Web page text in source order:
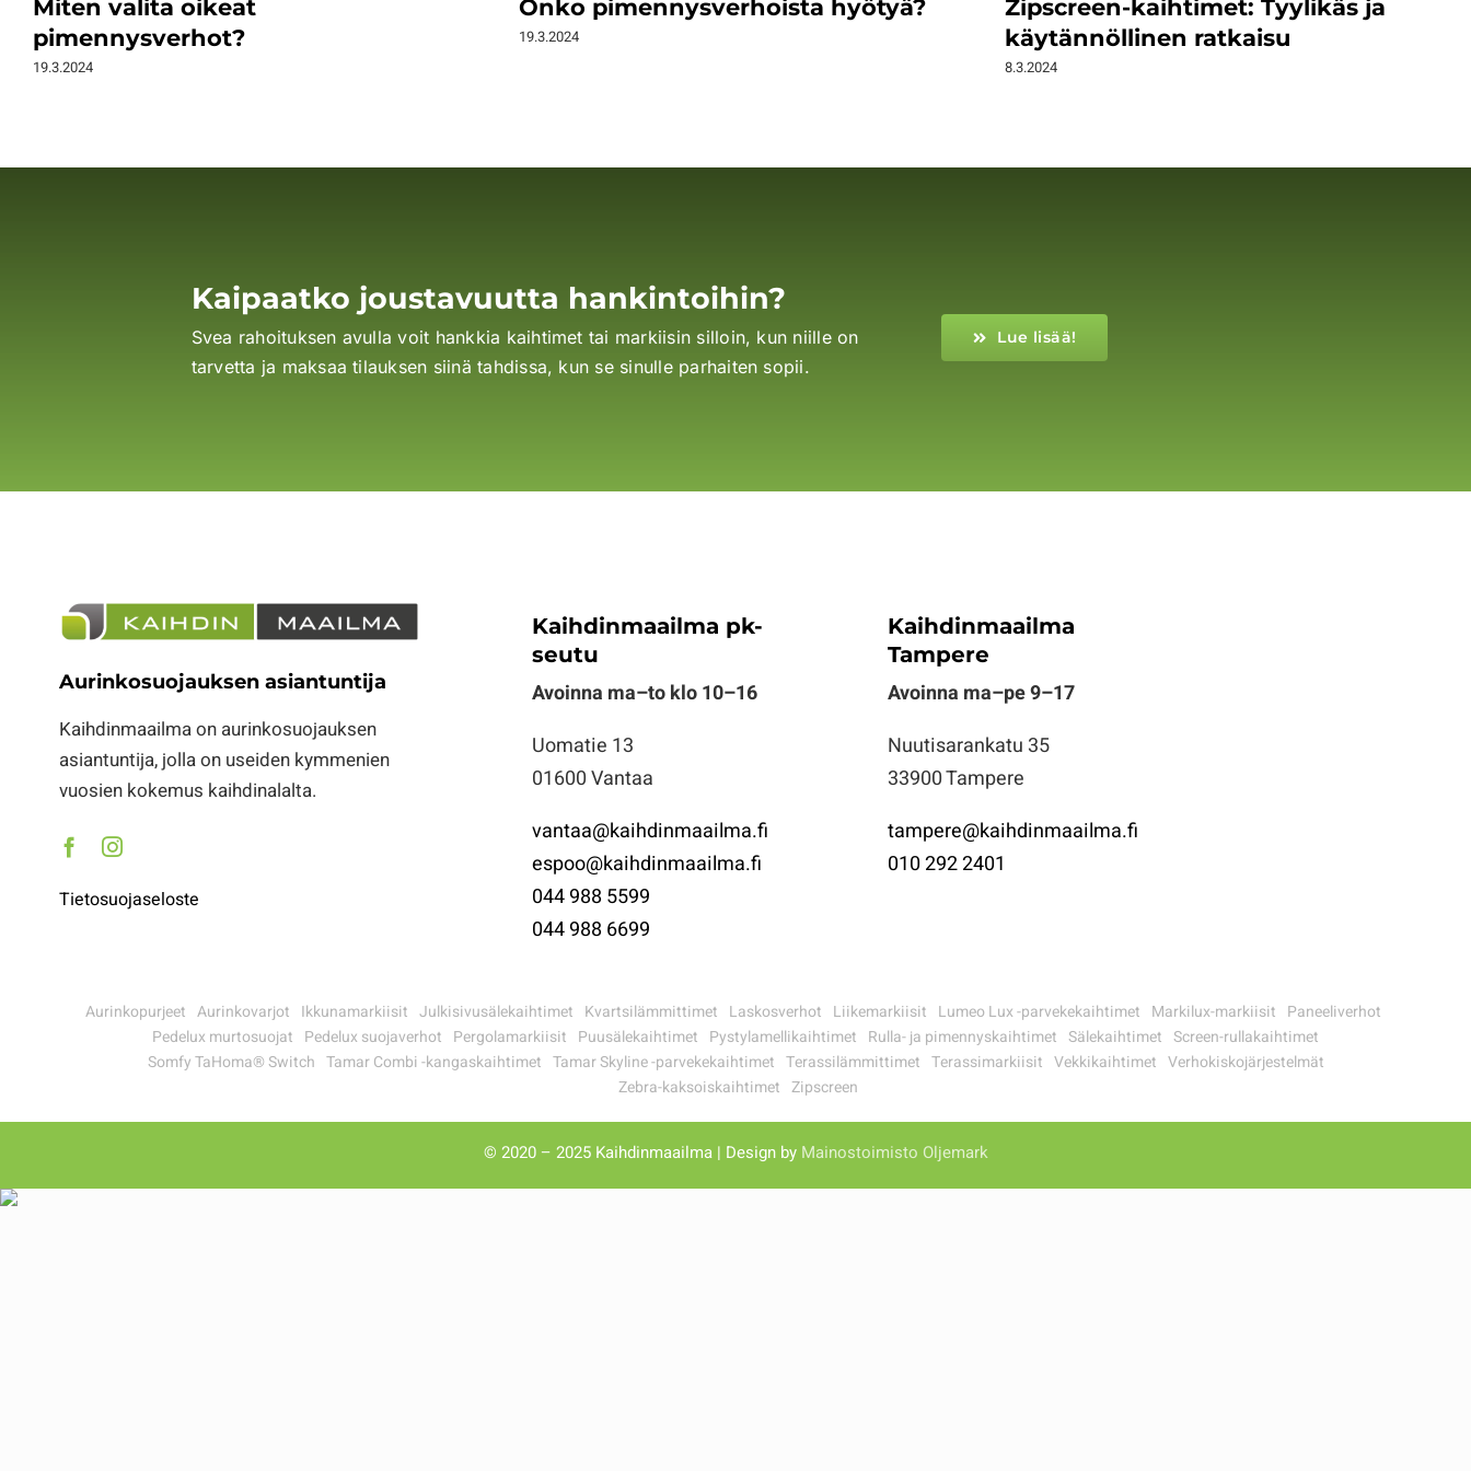
Miten valita oikeat
pimennysverhot?
19.3.2024
Onko pimennysverhoista hyötyä?
19.3.2024
Zipscreen-kaihtimet: Tyylikäs ja
käytännöllinen ratkaisu
8.3.2024
Kaipaatko joustavuutta hankintoihin?
Svea rahoituksen avulla voit hankkia kaihtimet tai markiisin silloin, kun niille on
tarvetta ja maksaa tilauksen siinä tahdissa, kun se sinulle parhaiten sopii.
Lue lisää!
Aurinkosuojauksen asiantuntija
Kaihdinmaailma on aurinkosuojauksen
asiantuntija, jolla on useiden kymmenien
vuosien kokemus kaihdinalalta.
Tietosuojaseloste
Kaihdinmaailma pk-
seutu
Avoinna ma–to klo 10–16
Uomatie 13
01600 Vantaa
vantaa@kaihdinmaailma.fi
espoo@kaihdinmaailma.fi
044 988 5599
044 988 6699
Kaihdinmaailma
Tampere
Avoinna ma–pe 9–17
Nuutisarankatu 35
33900 Tampere
tampere@kaihdinmaailma.fi
010 292 2401
Aurinkopurjeet Aurinkovarjot Ikkunamarkiisit Julkisivusälekaihtimet Kvartsilämmittimet Laskosverhot Liikemarkiisit Lumeo Lux -parvekekaihtimet Markilux-markiisit Paneeliverhot
Pedelux murtosuojat Pedelux suojaverhot Pergolamarkiisit Puusälekaihtimet Pystylamellikaihtimet Rulla- ja pimennyskaihtimet Sälekaihtimet Screen-rullakaihtimet
Somfy TaHoma® Switch Tamar Combi -kangaskaihtimet Tamar Skyline -parvekekaihtimet Terassilämmittimet Terassimarkiisit Vekkikaihtimet Verhokiskojärjestelmät
Zebra-kaksoiskaihtimet Zipscreen
© 2020 – 2025 Kaihdinmaailma | Design by Mainostoimisto Oljemark